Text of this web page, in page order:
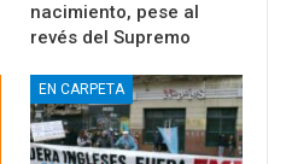
nacimiento, pese al
revés del Supremo
EN CARPETA